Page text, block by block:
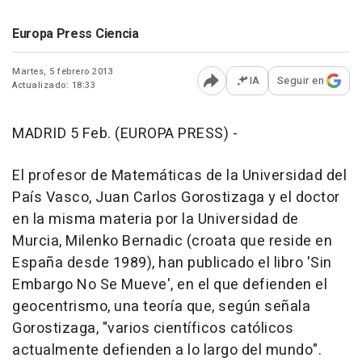
Europa Press Ciencia
Martes, 5 febrero 2013
Actualizado: 18:33
Abrir opciones para
IA Seguir en
MADRID 5 Feb. (EUROPA PRESS) -
El profesor de Matemáticas de la Universidad del
País Vasco, Juan Carlos Gorostizaga y el doctor
en la misma materia por la Universidad de
Murcia, Milenko Bernadic (croata que reside en
España desde 1989), han publicado el libro 'Sin
Embargo No Se Mueve', en el que defienden el
geocentrismo, una teoría que, según señala
Gorostizaga, "varios científicos católicos
actualmente defienden a lo largo del mundo".